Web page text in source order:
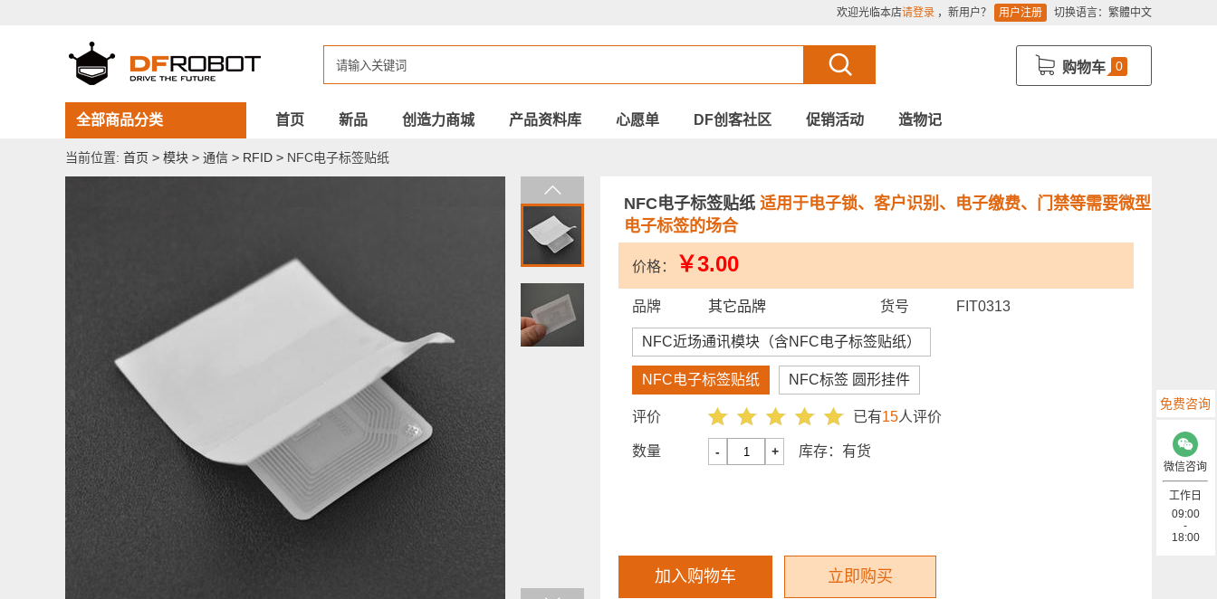
欢迎光临本店请登录 ，新用户？ 用户注册 切换语言： 繁體中文
购物车 0
全部商品分类 首页 新品 创造力商城 产品资料库 心愿单 DF创客社区 促销活动 造物记
当前位置: 首页 > 模块 > 通信 > RFID > NFC电子标签贴纸
NFC电子标签贴纸 适用于电子锁、客户识别、电子缴费、门禁等需要微型
电子标签的场合
价格： ￥3.00
品牌 其它品牌 货号 FIT0313
NFC近场通讯模块（含NFC电子标签贴纸）
NFC电子标签贴纸 NFC标签 圆形挂件
评价 已有15人评价
数量 - + 库存： 有货
加入购物车 立即购买
免费咨询
微信咨询
工作日
09:00
-
18:00